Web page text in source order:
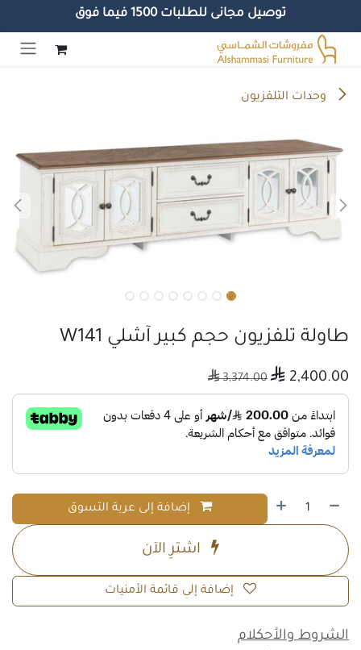
توصيل مجانى للطلبات 1500 فيما فوق
تخطي للذهاب إلى المحتوى
وحدات التلفزيون
طاولة تلفزيون حجم كبير آشلي W141
2,400.00
3,374.00

إضافة إلى عربة التسوق
اشترِ الآن
إضافة إلى قائمة الأمنيات
الشروط والأحكلام